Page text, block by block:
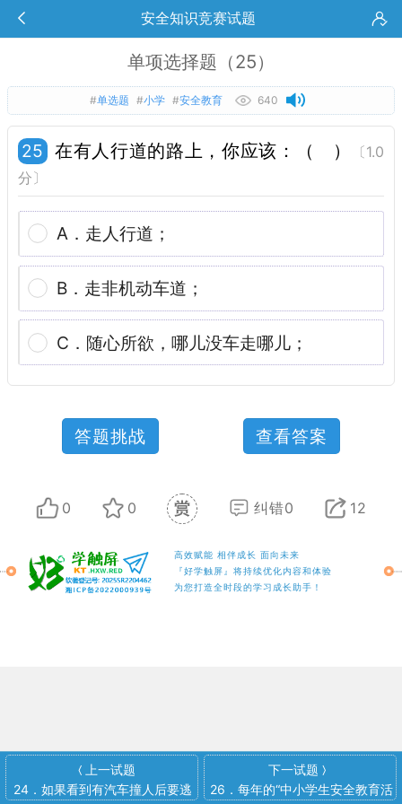
安全知识竞赛试题
单项选择题（25）
#单选题 #小学 #安全教育 640
25 在有人行道的路上，你应该：（　）
〔1.0
分〕
A．走人行道；
B．走非机动车道；
C．随心所欲，哪儿没车走哪儿；
答题挑战 查看答案
0 0 纠错0 12
高效赋能 相伴成长 面向未来
『好学触屏』将持续优化内容和体验
为您打造全时段的学习成长助手！
〈
上一试题
24．如果看到有汽车撞人后要逃
下一试题 〉
26．每年的“中小学生安全教育活